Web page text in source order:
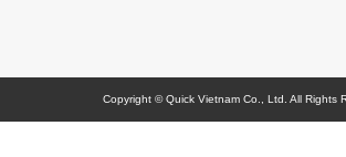
Copyright © Quick Vietnam Co., Ltd. All Rights